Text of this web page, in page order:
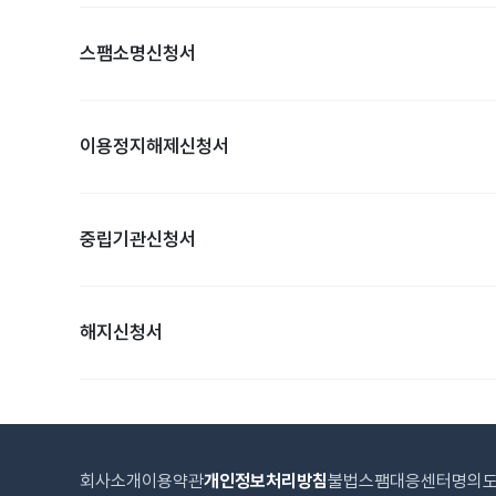
스팸소명신청서
이용정지해제신청서
중립기관신청서
해지신청서
회사소개 이용약관개인정보처리방침불법스팸대응센터 명의